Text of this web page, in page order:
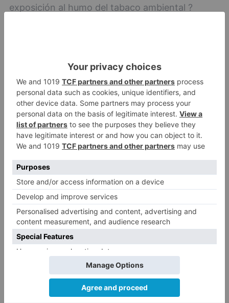
exposición al humo del tabaco ambiental ?
especialmente importante en Andalucía, podría
justificar en parte los resultados encontrados".
De acuerdo con los datos recogidos en la
Encuesta Nacional de Salud, con la entrada en
vigor en enero de 2011 de la actual ley
antitabaco (Ley 42/2010), que prohíbe fumar en